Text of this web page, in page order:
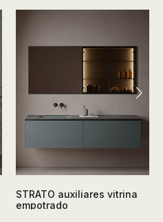
STRATO auxiliares vitrina
empotrado